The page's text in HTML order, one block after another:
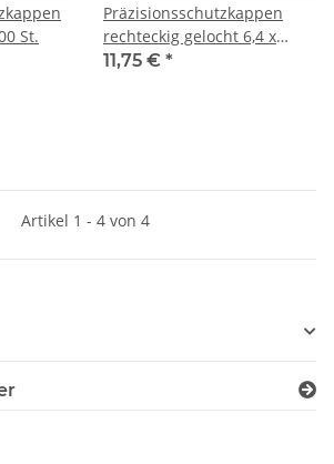
St.
Präzisionsschutzkappen
rechteckig gelocht 6,4 x
19mm natur 50 St.
11,75 € *
Artikel 1 - 4 von 4